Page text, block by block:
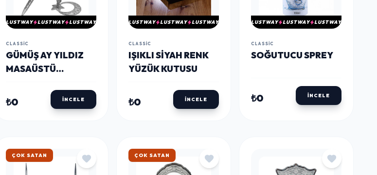
LUSTWAY LUSTWAY LUSTWAY
CLASSIC
GÜMÜŞ AY YILDIZ
MASAÜSTÜ
₺0 İNCELE
LUSTWAY LUSTWAY LUSTWAY
CLASSIC
IŞIKLI SIYAH RENK
YÜZÜK KUTUSU
₺0 İNCELE
LUSTWAY LUSTWAY LUSTWAY
CLASSIC
SOĞUTUCU SPREY
₺0 İNCELE
ÇOK SATAN ÇOK SATAN